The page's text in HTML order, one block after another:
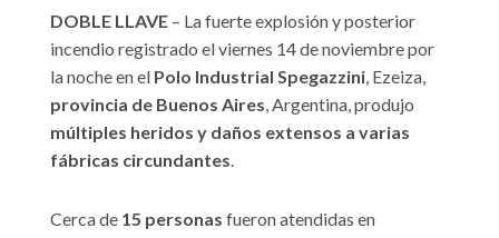
DOBLE LLAVE – La fuerte explosión y posterior
incendio registrado el viernes 14 de noviembre por
la noche en el Polo Industrial Spegazzini, Ezeiza,
provincia de Buenos Aires, Argentina, produjo
múltiples heridos y daños extensos a varias
fábricas circundantes.
Cerca de 15 personas fueron atendidas en